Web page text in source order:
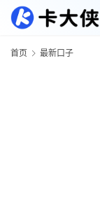
首页 最新口子